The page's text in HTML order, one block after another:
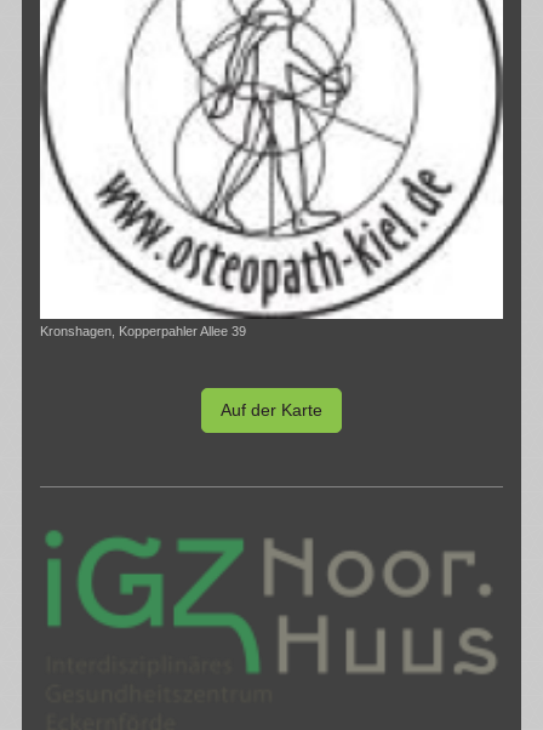
Kronshagen, Kopperpahler Allee 39
Auf der Karte